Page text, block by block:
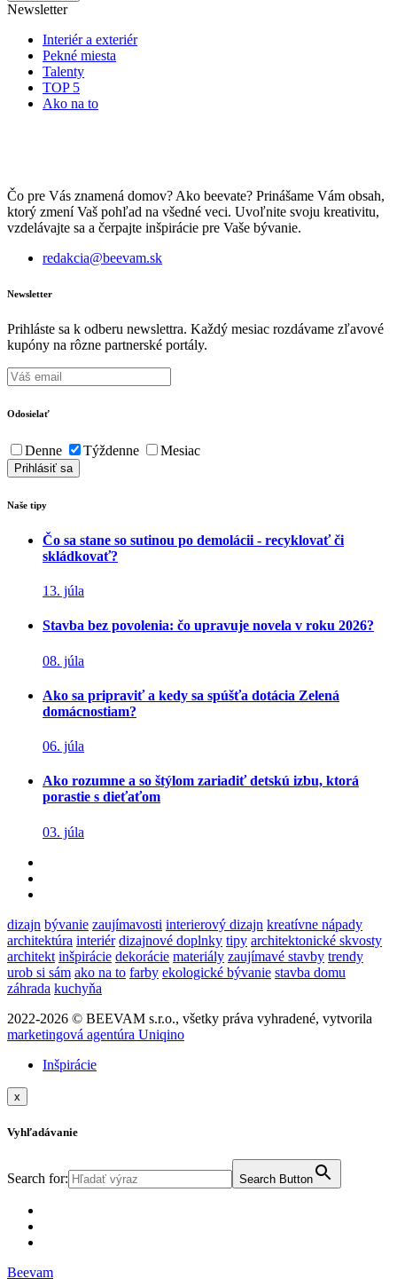
Newsletter
Interiér a exteriér
Pekné miesta
Talenty
TOP 5
Ako na to
Čo pre Vás znamená domov? Ako beevate? Prinášame Vám obsah,
ktorý zmení Vaš pohľad na všedné veci. Uvoľnite svoju kreativitu,
vzdelávajte sa a čerpajte inšpirácie pre Vaše bývanie.
redakcia@beevam.sk
Newsletter
Prihláste sa k odberu newslettra. Každý mesiac rozdávame zľavové
kupóny na rôzne partnerské portály.
Odosielať
Denne Týždenne Mesiac
Naše tipy
Čo sa stane so sutinou po demolácii - recyklovať či
skládkovať?
13. júla
Stavba bez povolenia: čo upravuje novela v roku 2026?
08. júla
Ako sa pripraviť a kedy sa spúšťa dotácia Zelená
domácnostiam?
06. júla
Ako rozumne a so štýlom zariadiť detskú izbu, ktorá
porastie s dieťaťom
03. júla
dizajn bývanie zaujímavosti interierový dizajn kreatívne nápady
architektúra interiér dizajnové doplnky tipy architektonické skvosty
architekt inšpirácie dekorácie materiály zaujímavé stavby trendy
urob si sám ako na to farby ekologické bývanie stavba domu
záhrada kuchyňa
2022-2026 © BEEVAM s.r.o., všetky práva vyhradené, vytvorila
marketingová agentúra Uniqino
Inšpirácie
x
Vyhľadávanie
Search for: Search Button
Beevam